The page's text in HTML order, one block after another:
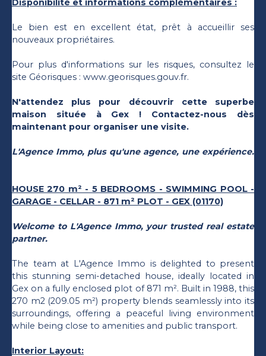
Le bien est en excellent état, prêt à accueillir ses
nouveaux propriétaires.
Pour plus d'informations sur les risques, consultez le
site Géorisques : www.georisques.gouv.fr.
N'attendez plus pour découvrir cette superbe
maison située à Gex ! Contactez-nous dès
maintenant pour organiser une visite.
L'Agence Immo, plus qu'une agence, une expérience.
HOUSE 270 m² - 5 BEDROOMS - SWIMMING POOL -
GARAGE - CELLAR - 871 m² PLOT - GEX (01170)
Welcome to L'Agence Immo, your trusted real estate
partner.
The team at L'Agence Immo is delighted to present
this stunning semi-detached house, ideally located in
Gex on a fully enclosed plot of 871 m². Built in 1988, this
270 m2 (209.05 m²) property blends seamlessly into its
surroundings, offering a peaceful living environment
while being close to amenities and public transport.
Interior Layout: